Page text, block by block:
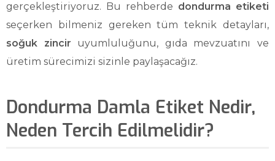
gerçekleştiriyoruz. Bu rehberde dondurma etiketi
seçerken bilmeniz gereken tüm teknik detayları,
soğuk zincir uyumluluğunu, gıda mevzuatını ve
üretim sürecimizi sizinle paylaşacağız.
Dondurma Damla Etiket Nedir,
Neden Tercih Edilmelidir?